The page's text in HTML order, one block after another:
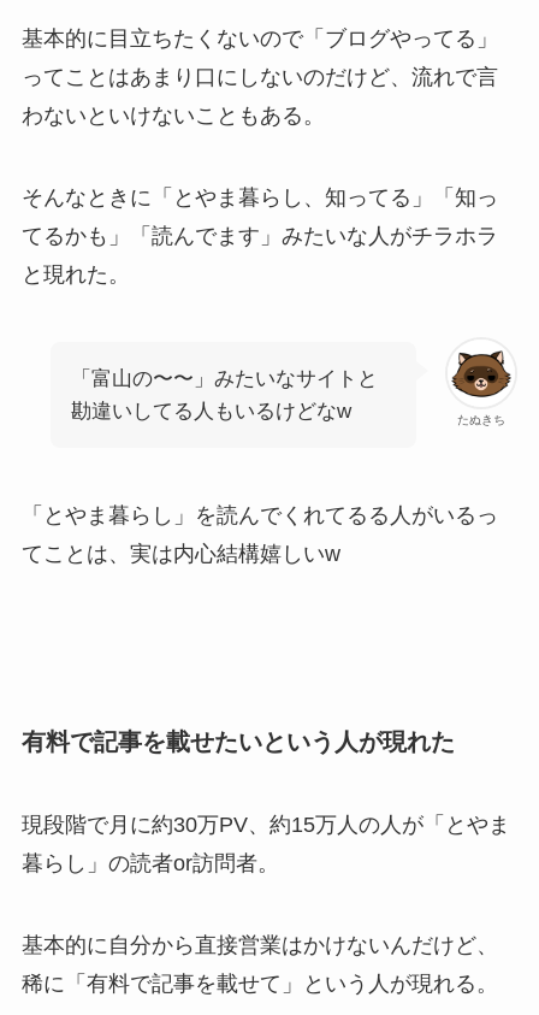
基本的に目立ちたくないので「ブログやってる」
ってことはあまり口にしないのだけど、流れで言
わないといけないこともある。
そんなときに「とやま暮らし、知ってる」「知っ
てるかも」「読んでます」みたいな人がチラホラ
と現れた。
たぬきち
「富山の〜〜」みたいなサイトと
勘違いしてる人もいるけどなw
「とやま暮らし」を読んでくれてるる人がいるっ
てことは、実は内心結構嬉しいw
有料で記事を載せたいという人が現れた
現段階で月に約30万PV、約15万人の人が「とやま
暮らし」の読者or訪問者。
基本的に自分から直接営業はかけないんだけど、
稀に「有料で記事を載せて」という人が現れる。